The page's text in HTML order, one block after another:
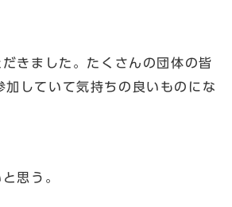
きました。たくさんの団体の皆
加していて気持ちの良いものにな
思う。